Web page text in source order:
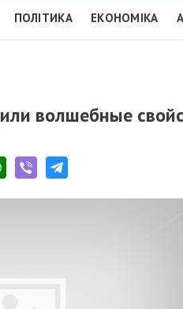
ПОЛІТИКА ЕКОНОМІКА
волшебные